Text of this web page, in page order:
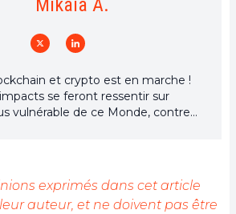
Mikaia A.
et crypto est en marche !
se feront ressentir sur
vulnérable de ce Monde, contre
exprimés dans cet article
auteur, et ne doivent pas être